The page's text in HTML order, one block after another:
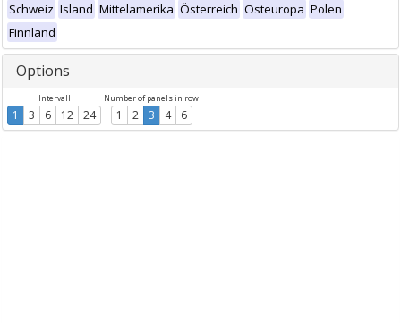
Schweiz Island Mittelamerika Österreich Osteuropa Polen
Finnland
Options
Intervall
1 3 6 12 24
Number of panels in row
1 2 3 4 6